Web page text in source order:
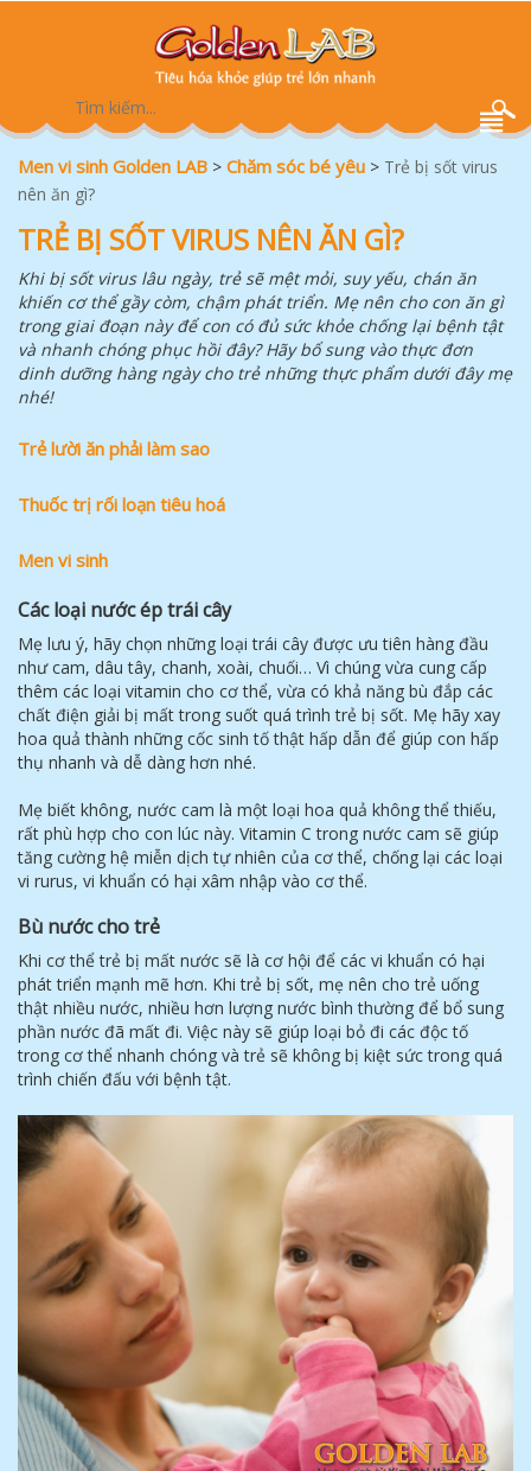
Men vi sinh Golden LAB > Chăm sóc bé yêu > Trẻ bị sốt virus
nên ăn gì?
TRẺ BỊ SỐT VIRUS NÊN ĂN GÌ?
Khi bị sốt virus lâu ngày, trẻ sẽ mệt mỏi, suy yếu, chán ăn
khiến cơ thể gầy còm, chậm phát triển. Mẹ nên cho con ăn gì
trong giai đoạn này để con có đủ sức khỏe chống lại bệnh tật
và nhanh chóng phục hồi đây? Hãy bổ sung vào thực đơn
dinh dưỡng hàng ngày cho trẻ những thực phẩm dưới đây mẹ
nhé!
Trẻ lười ăn phải làm sao
Thuốc trị rối loạn tiêu hoá
Men vi sinh
Các loại nước ép trái cây
Mẹ lưu ý, hãy chọn những loại trái cây được ưu tiên hàng đầu
như cam, dâu tây, chanh, xoài, chuối… Vì chúng vừa cung cấp
thêm các loại vitamin cho cơ thể, vừa có khả năng bù đắp các
chất điện giải bị mất trong suốt quá trình trẻ bị sốt. Mẹ hãy xay
hoa quả thành những cốc sinh tố thật hấp dẫn để giúp con hấp
thụ nhanh và dễ dàng hơn nhé.
Mẹ biết không, nước cam là một loại hoa quả không thể thiếu,
rất phù hợp cho con lúc này. Vitamin C trong nước cam sẽ giúp
tăng cường hệ miễn dịch tự nhiên của cơ thể, chống lại các loại
vi rurus, vi khuẩn có hại xâm nhập vào cơ thể.
Bù nước cho trẻ
Khi cơ thể trẻ bị mất nước sẽ là cơ hội để các vi khuẩn có hại
phát triển mạnh mẽ hơn. Khi trẻ bị sốt, mẹ nên cho trẻ uống
thật nhiều nước, nhiều hơn lượng nước bình thường để bổ sung
phần nước đã mất đi. Việc này sẽ giúp loại bỏ đi các độc tố
trong cơ thể nhanh chóng và trẻ sẽ không bị kiệt sức trong quá
trình chiến đấu với bệnh tật.